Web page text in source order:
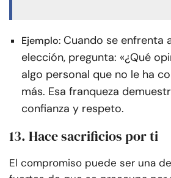
Ejemplo: Cuando se enfrenta
elección, pregunta: «¿Qué
algo personal que no le ha
más. Esa franqueza
confianza y respeto.
13. Hace sacrificios por ti
El compromiso puede ser una